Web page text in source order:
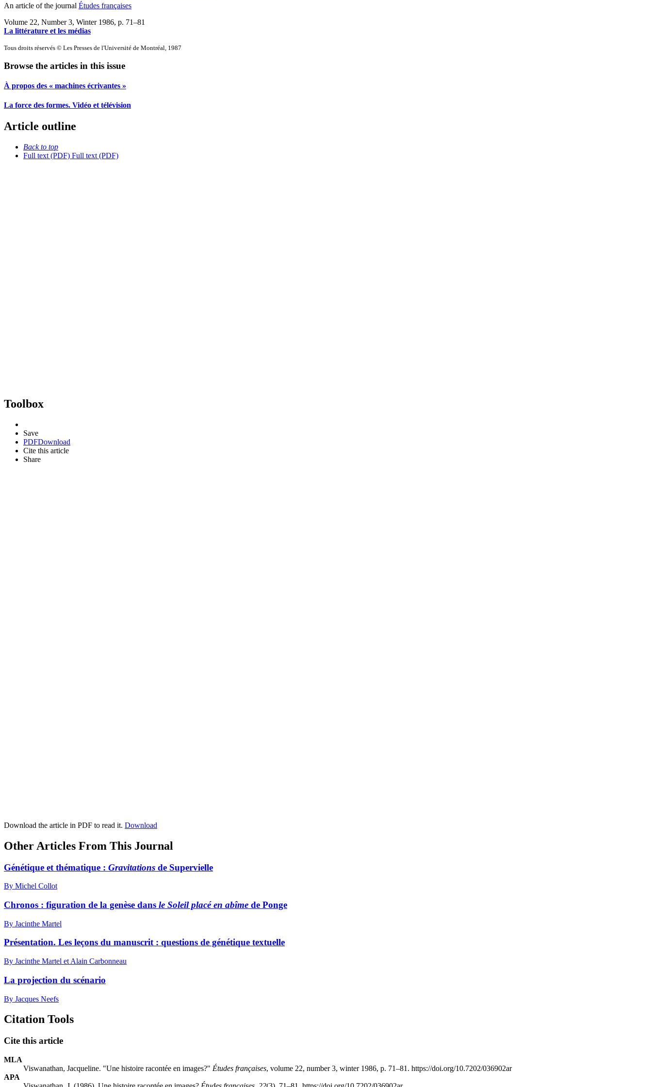
An article of the journal Études françaises
Volume 22, Number 3, Winter 1986, p. 71–81
La littérature et les médias
Tous droits réservés © Les Presses de l'Université de Montréal, 1987
Browse the articles in this issue
À propos des « machines écrivantes »
La force des formes. Vidéo et télévision
Article outline
Back to top
Full text (PDF) Full text (PDF)
Toolbox
Save
PDFDownload
Cite this article
Share
Download the article in PDF to read it. Download
Other Articles From This Journal
Génétique et thématique : Gravitations de Supervielle
By Michel Collot
Chronos : figuration de la genèse dans le Soleil placé en abîme de Ponge
By Jacinthe Martel
Présentation. Les leçons du manuscrit : questions de génétique textuelle
By Jacinthe Martel et Alain Carbonneau
La projection du scénario
By Jacques Neefs
Citation Tools
Cite this article
MLA
Viswanathan, Jacqueline. "Une histoire racontée en images?" Études françaises, volume 22, number 3, winter 1986, p. 71–81. https://doi.org/10.7202/036902ar
APA